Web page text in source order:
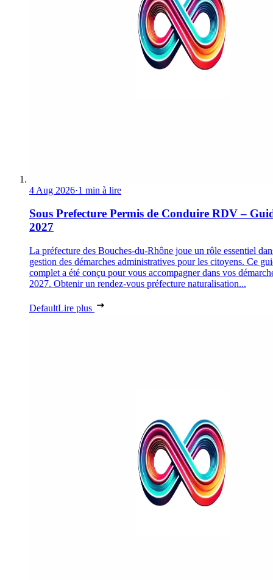
4 Aug 2026·1 min à lire
Sous Prefecture Permis de Conduire RDV –
2027
La préfecture des Bouches-du-Rhône joue un rôle essentiel
gestion des démarches administratives pour les citoyens. Ce
complet a été conçu pour vous accompagner dans vos
2027. Obtenir un rendez-vous préfecture naturalisation...
DefaultLire plus